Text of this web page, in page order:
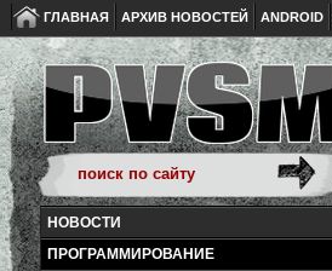
ГЛАВНАЯ АРХИВ НОВОСТЕЙ ANDROID
НОВОСТИ
ПРОГРАММИРОВАНИЕ